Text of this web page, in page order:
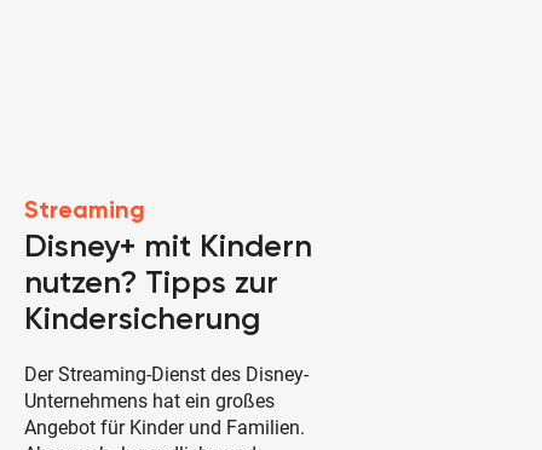
Streaming
Disney+ mit Kindern
nutzen? Tipps zur
Kindersicherung
Der Streaming-Dienst des Disney-
Unternehmens hat ein großes
Angebot für Kinder und Familien.